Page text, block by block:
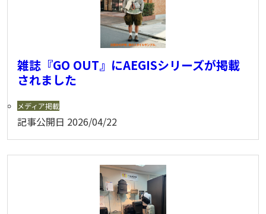
雑誌『GO OUT』にAEGISシリーズが掲載
されました
メディア掲載
記事公開日 2026/04/22